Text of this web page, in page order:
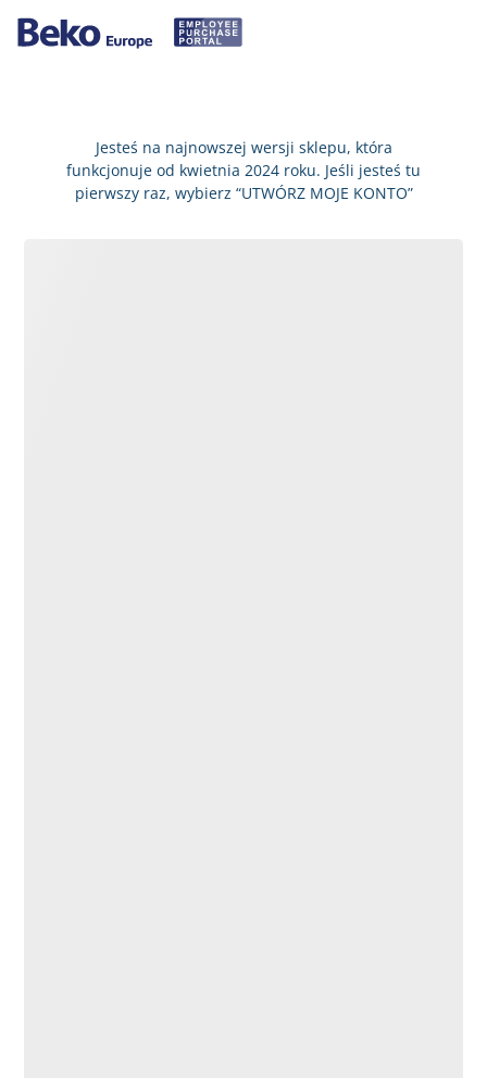
Jesteś na najnowszej wersji sklepu, która
funkcjonuje od kwietnia 2024 roku. Jeśli jesteś tu
pierwszy raz, wybierz “UTWÓRZ MOJE KONTO”